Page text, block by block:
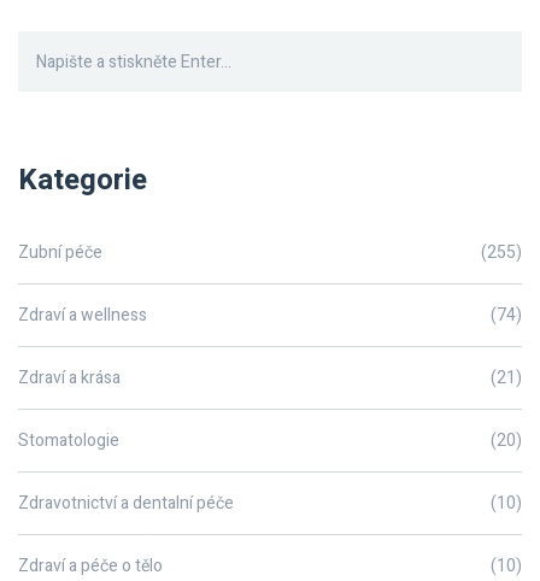
Kategorie
Zubní péče (255)
Zdraví a wellness (74)
Zdraví a krása (21)
Stomatologie (20)
Zdravotnictví a dentalní péče (10)
Zdraví a péče o tělo (10)